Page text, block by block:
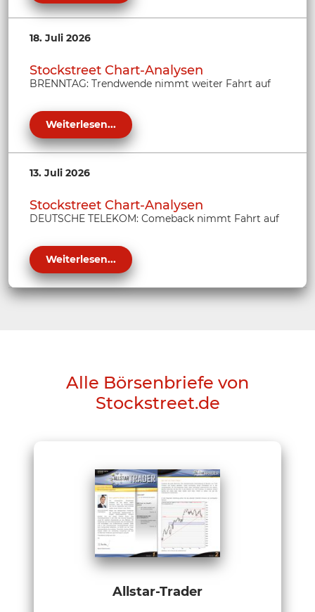
18. Juli 2026
Stockstreet Chart-Analysen
BRENNTAG: Trendwende nimmt weiter Fahrt auf
Weiterlesen...
13. Juli 2026
Stockstreet Chart-Analysen
DEUTSCHE TELEKOM: Comeback nimmt Fahrt auf
Weiterlesen...
Alle Börsenbriefe von
Stockstreet.de
Allstar-Trader